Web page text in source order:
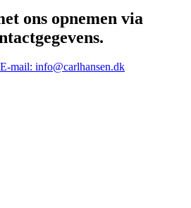
ons opnemen via
E-mail: info@carlhansen.dk